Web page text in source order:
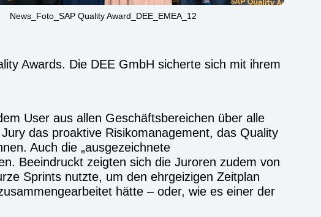
News_Foto_SAP Quality Award_DEE_EMEA_12
Awards. Die DEE GmbH sicherte sich mit ihrem
User aus allen Geschäftsbereichen über alle
das proaktive Risikomanagement, das Quality
Auch die „ausgezeichnete
Beeindruckt zeigten sich die Juroren zudem von
Sprints nutzte, um den ehrgeizigen Zeitplan
hätte – oder, wie es einer der